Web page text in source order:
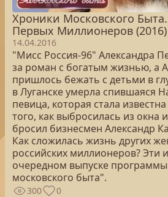
Хроники Московского
Первых Миллионеров (2016)
14.04.2016
"Мисс Россия-96" Александра
за роман с богатым жизнью, а
пришлось бежать с детьми в
в Луганске умерла спившаяся
певица, которая стала
того, как выбросилась из окна
бросил бизнесмен Александр
Как сложилась жизнь других
российских миллионеров? Эти
очередном выпуске
московского быта".
300 0